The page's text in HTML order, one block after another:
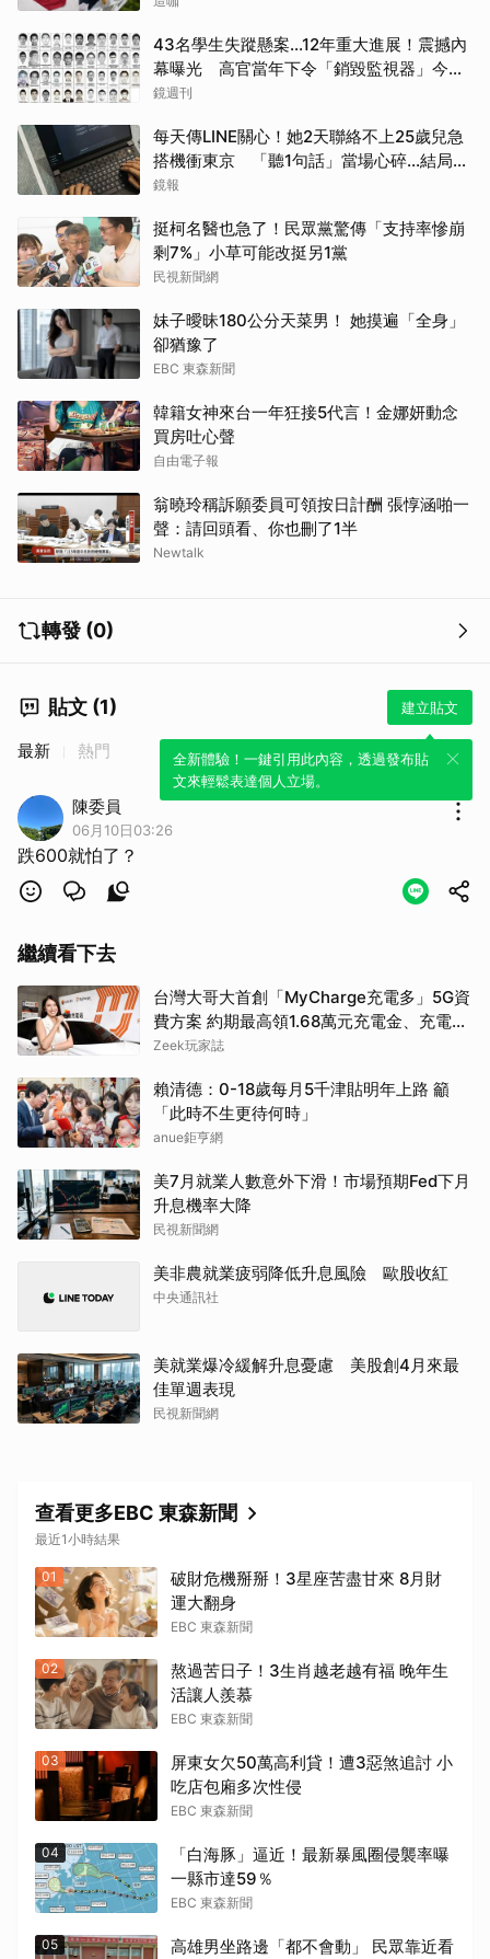
43名學生失蹤懸案...12年重大進展！震撼內
幕曝光 高官當年下令「銷毀監視器」今遭
逮
鏡週刊
每天傳LINE關心！她2天聯絡不上25歲兒急
搭機衝東京 「聽1句話」當場心碎...結局看
哭網
鏡報
挺柯名醫也急了！民眾黨驚傳「支持率慘崩
剩7%」小草可能改挺另1黨
民視新聞網
妹子曖昧180公分天菜男！ 她摸遍「全身」
卻猶豫了
EBC 東森新聞
韓籍女神來台一年狂接5代言！金娜妍動念
買房吐心聲
自由電子報
翁曉玲稱訴願委員可領按日計酬 張惇涵啪一
聲：請回頭看、你也刪了1半
Newtalk
轉發 (0)
貼文 (1) 建立貼文
全新體驗！一鍵引用此內容，透過發布貼
文來輕鬆表達個人立場。
最新 熱門
陳委員
06月10日03:26
跌600就怕了？
繼續看下去
台灣大哥大首創「MyCharge充電多」5G資
費方案 約期最高領1.68萬元充電金、充電最
高89折
Zeek玩家誌
賴清德：0-18歲每月5千津貼明年上路 籲
「此時不生更待何時」
anue鉅亨網
美7月就業人數意外下滑！市場預期Fed下月
升息機率大降
民視新聞網
美非農就業疲弱降低升息風險 歐股收紅
中央通訊社
美就業爆冷緩解升息憂慮 美股創4月來最
佳單週表現
民視新聞網
查看更多EBC 東森新聞
最近1小時結果
01
破財危機掰掰！3星座苦盡甘來 8月財
運大翻身
EBC 東森新聞
02
熬過苦日子！3生肖越老越有福 晚年生
活讓人羨慕
EBC 東森新聞
03
屏東女欠50萬高利貸！遭3惡煞追討 小
吃店包廂多次性侵
EBC 東森新聞
04
「白海豚」逼近！最新暴風圈侵襲率曝
一縣市達59％
EBC 東森新聞
05
高雄男坐路邊「都不會動」 民眾靠近看
取消